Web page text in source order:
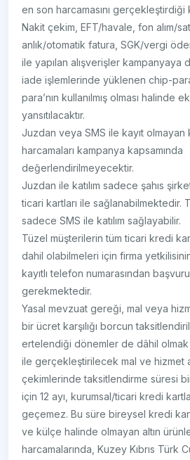
en son harcamasını gerçekleştirdiği
Nakit çekim, EFT/havale, fon alım/
anlık/otomatik fatura, SGK/vergi
ile yapılan alışverişler kampanyaya
iade işlemlerinde yüklenen chip-
para’nın kullanılmış olması halinde
yansıtılacaktır.
Juzdan veya SMS ile kayıt olmayan
harcamaları kampanya kapsamında
değerlendirilmeyecektir.
Juzdan ile katılım sadece şahıs
ticari kartları ile sağlanabilmektedir.
sadece SMS ile katılım sağlayabilir.
Tüzel müşterilerin tüm ticari kredi
dahil olabilmeleri için firma
kayıtlı telefon numarasından başvuru
gerekmektedir.
Yasal mevzuat gereği, mal veya
bir ücret karşılığı borcun
ertelendiği dönemler de dâhil
ile gerçekleştirilecek mal ve hizmet
çekimlerinde taksitlendirme süresi
için 12 ayı, kurumsal/ticari kredi
geçemez. Bu süre bireysel kredi
ve külçe halinde olmayan altın
harcamalarında, Kuzey Kıbrıs Türk